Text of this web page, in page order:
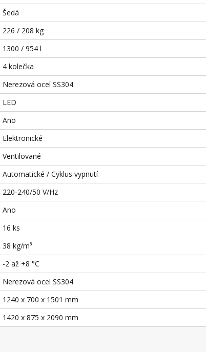
Šedá
226 / 208 kg
1300 / 954 l
4 kolečka
Nerezová ocel SS304
LED
Ano
Elektronické
Ventilované
Automatické / Cyklus vypnutí
220-240/50 V/Hz
Ano
16 ks
38 kg/m³
-2 až +8 °C
Nerezová ocel SS304
1240 x 700 x 1501 mm
1420 x 875 x 2090 mm